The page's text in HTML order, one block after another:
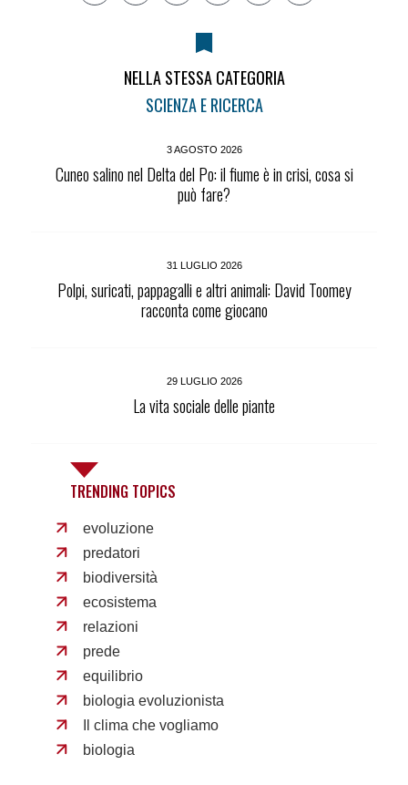
NELLA STESSA CATEGORIA
SCIENZA E RICERCA
3 AGOSTO 2026
Cuneo salino nel Delta del Po: il fiume è in crisi, cosa si
può fare?
31 LUGLIO 2026
Polpi, suricati, pappagalli e altri animali: David Toomey
racconta come giocano
29 LUGLIO 2026
La vita sociale delle piante
TRENDING TOPICS
evoluzione
predatori
biodiversità
ecosistema
relazioni
prede
equilibrio
biologia evoluzionista
Il clima che vogliamo
biologia